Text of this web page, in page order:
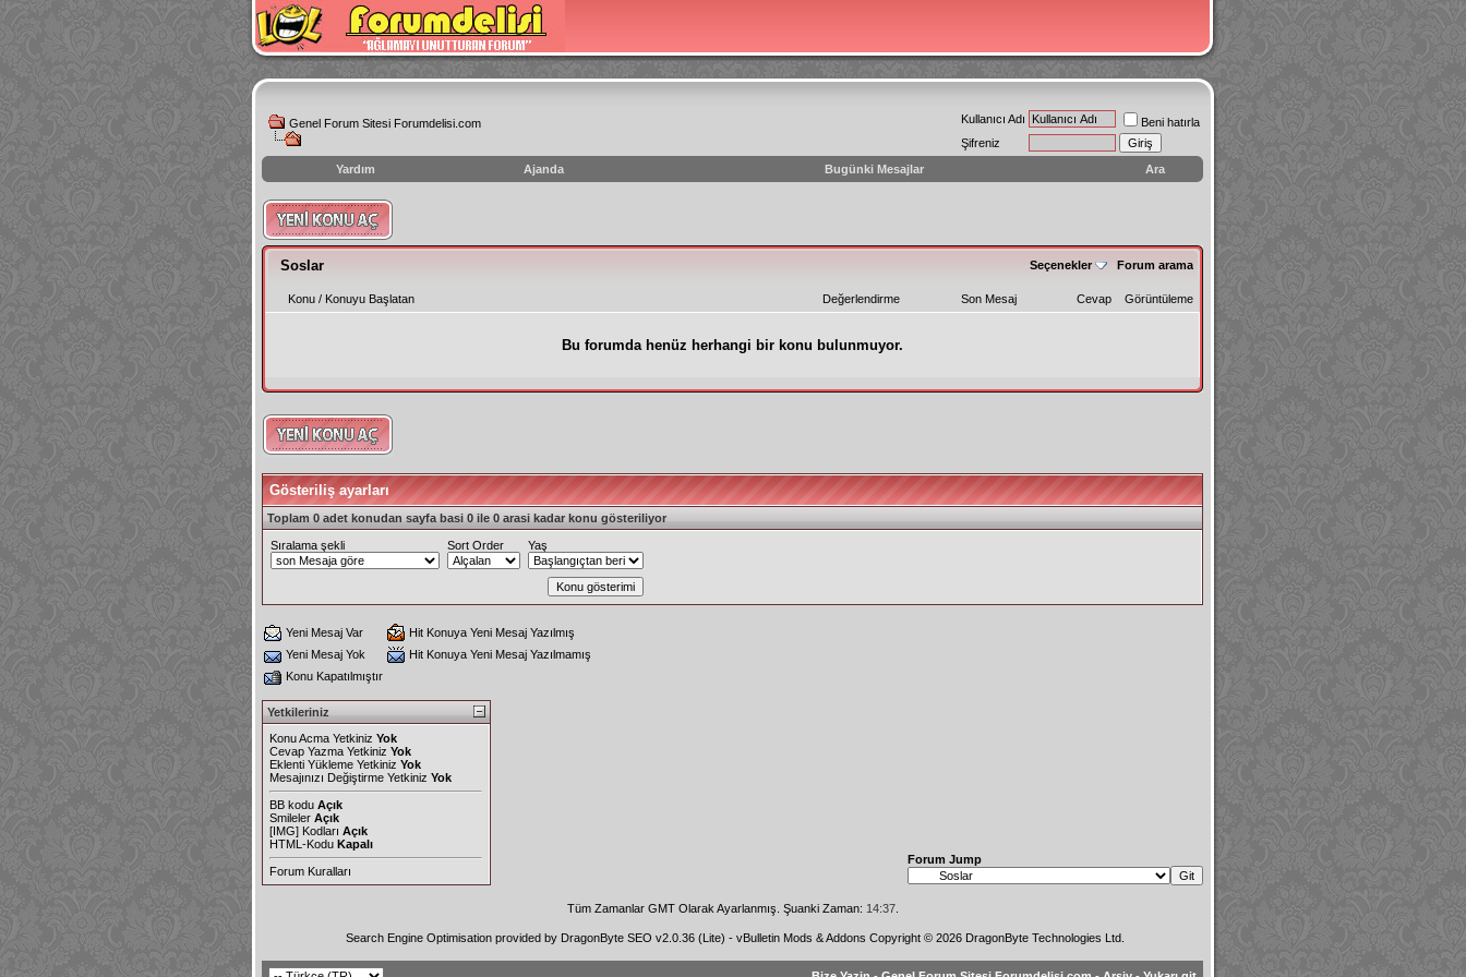
Genel Forum Sitesi Forumdelisi.com Kullanıcı Adı
Beni hatırla
Şifreniz
Yardım
Ajanda Bugünki Mesajlar Ara
instagram
izlenme
hilesi
Soslar
Seçenekler Forum arama
Değerlendirme
Konu / Konuyu Başlatan Son Mesaj Cevap Görüntüleme
Bu forumda henüz herhangi bir konu bulunmuyor.
Gösteriliş ayarları
Toplam 0 adet konudan sayfa basi 0 ile 0 arasi kadar konu gösteriliyor
Sıralama şekli Sort Order Yaş
Yeni Mesaj Var
Hit Konuya Yeni Mesaj Yazılmış
Yeni Mesaj Yok
Hit Konuya Yeni Mesaj Yazılmamış
Konu Kapatılmıştır
Yetkileriniz
Konu Acma Yetkiniz Yok
Cevap Yazma Yetkiniz Yok
Eklenti Yükleme Yetkiniz Yok
Mesajınızı Değiştirme Yetkiniz Yok
BB kodu Açık
Smileler Açık
[IMG] Kodları Açık
HTML-Kodu Kapalı
Forum Kuralları
Forum Jump
Tüm Zamanlar GMT Olarak Ayarlanmış. Şuanki Zaman: 14:37.
Search Engine Optimisation provided by DragonByte SEO v2.0.36 (Lite) - vBulletin Mods & Addons Copyright © 2026 DragonByte Technologies Ltd.